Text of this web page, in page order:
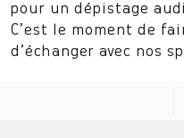
pour un dépistage
C’est le moment de
d’échanger avec nos